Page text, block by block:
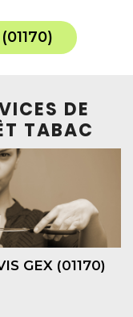
DE
TABAC
GEX (01170)